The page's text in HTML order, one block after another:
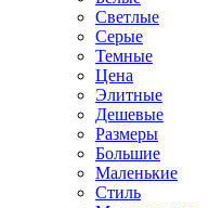
Светлые
Серые
Темные
Цена
Элитные
Дешевые
Размеры
Большие
Маленькие
Стиль